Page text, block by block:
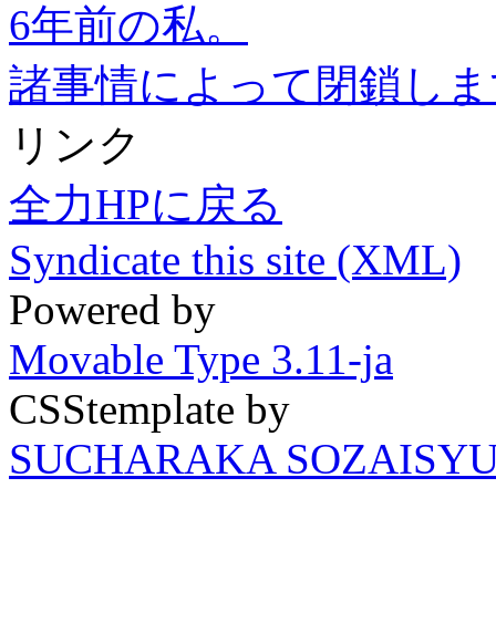
6年前の私。
諸事情によって閉鎖し
リンク
全力HPに戻る
Syndicate this site (XML)
Powered by
Movable Type 3.11-ja
CSStemplate by
SUCHARAKA